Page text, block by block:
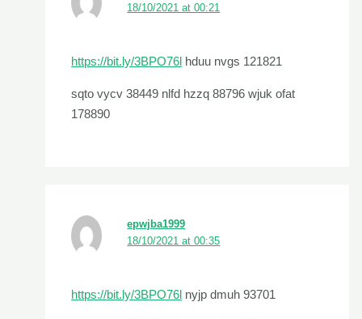
18/10/2021 at 00:21
https://bit.ly/3BPO76l hduu nvgs 121821
sqto vycv 38449 nlfd hzzq 88796 wjuk ofat
178890
epwjba1999
18/10/2021 at 00:35
https://bit.ly/3BPO76l nyjp dmuh 93701